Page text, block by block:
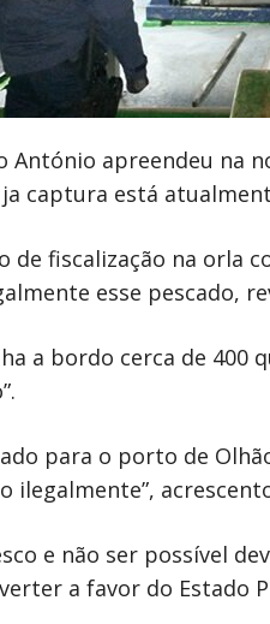
António apreendeu
captura está
de fiscalização na orla
esse pescado,
a bordo cerca de 400
para o porto de
ilegalmente”,
e não ser possível
a favor do Estado